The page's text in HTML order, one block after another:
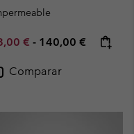
sale price:
€ - Maximum price:
140,00 €
Comparar